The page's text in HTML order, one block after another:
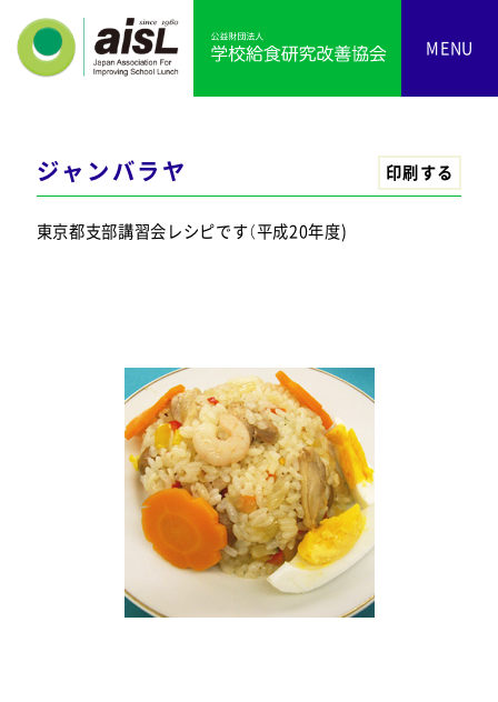
MENU
ジャンバラヤ 印刷する
東京都支部講習会レシピです（平成20年度)